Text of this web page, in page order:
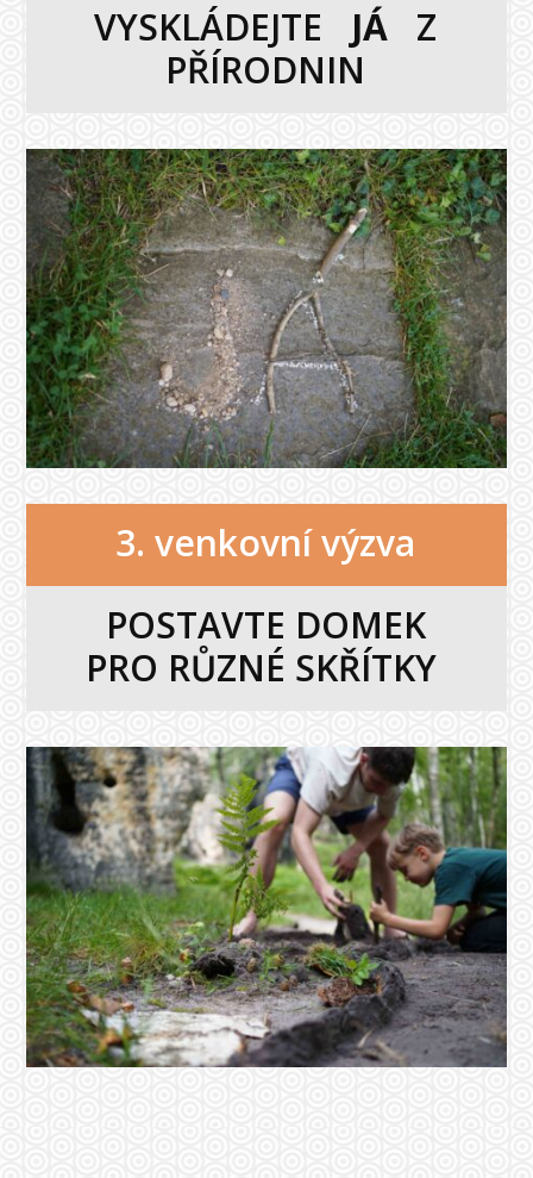
VYSKLÁDEJTE
JÁ Z
PŘÍRODNIN
3. venkovní výzva
POSTAVTE DOMEK
PRO RŮZNÉ SKŘÍTKY